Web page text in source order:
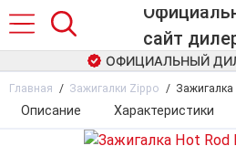
ОФИЦИАЛЬНЫЙ
Главная Зажигалки Zippo Зажигалка
Описание Характеристики